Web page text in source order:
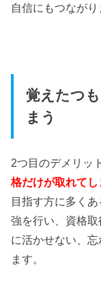
自信にもつながり
覚えたつ
まう
2つ目のデメリッ
格だけが取れて
目指す方に多く
強を行い、資格
に活かせない、
ます。